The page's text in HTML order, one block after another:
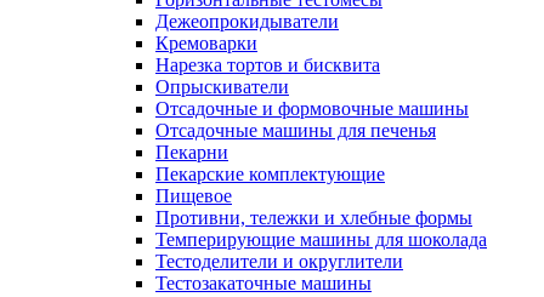
Дежеопрокидыватели
Кремоварки
Нарезка тортов и бисквита
Опрыскиватели
Отсадочные и формовочные машины
Отсадочные машины для печенья
Пекарни
Пекарские комплектующие
Пищевое
Противни, тележки и хлебные формы
Темперирующие машины для шоколада
Тестоделители и округлители
Тестозакаточные машины